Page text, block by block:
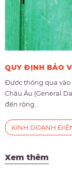
QUY ĐỊNH BẢO
Được thông qua vào
Châu Âu (General
đến rộng...
Xem thêm
KINH DOANH